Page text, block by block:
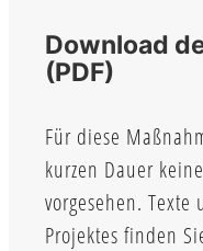
Download
(PDF)
Für diese
kurzen Dauer
vorgesehen.
Projektes finden